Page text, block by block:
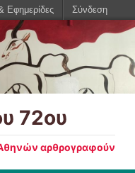
72ου
αρθρογραφούν
Εφημερίδες Σύνδεση